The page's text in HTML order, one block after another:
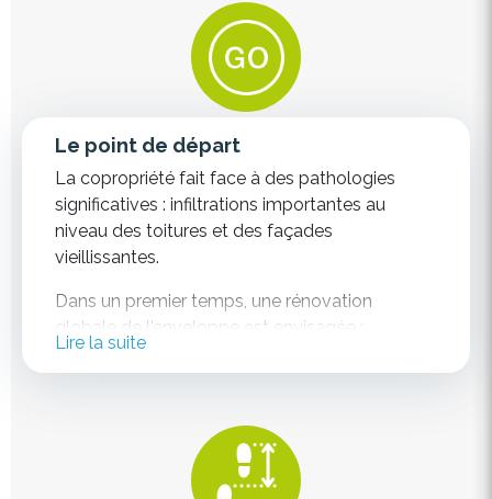
Le point de départ
La copropriété fait face à des pathologies
significatives : infiltrations importantes au
niveau des toitures et des façades
vieillissantes.
Dans un premier temps, une rénovation
globale de l'enveloppe est envisagée :
rénovation groupée des châssis, isolation des
façades et de la toiture, mise en conformité de
réalisée et le budget global approche les 6
millions d'euros (75.000€/appartement !). Le
Lire la suite